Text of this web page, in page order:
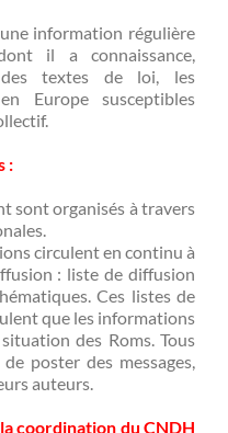
information régulière
il a connaissance,
des textes de loi, les
Europe susceptibles
:
sont organisés à travers
circulent en continu à
: liste de diffusion
Ces listes de
que les informations
des Roms. Tous
poster des messages,
auteurs.
coordination du CNDH